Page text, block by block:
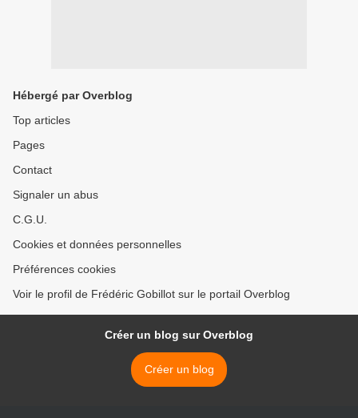
Hébergé par Overblog
Top articles
Pages
Contact
Signaler un abus
C.G.U.
Cookies et données personnelles
Préférences cookies
Voir le profil de Frédéric Gobillot sur le portail Overblog
Créer un blog sur Overblog
Créer un blog